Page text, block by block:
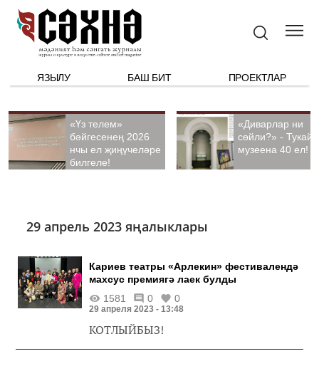
ЯЗЫЛУ БАШ БИТ ПРОЕКТЛАР
«Үз телем»
бәйгесенең 2026
нчы ел җиңүчеләре
билгеле!
«Диварлар ни
сөйли?» - Тукай
музеена 40 ел!
29 апрель 2023 яңалыклары
Кариев театры «Арлекин» фестивалендә
махсус премиягә лаек булды
1581
0 0
29 апреля 2023 - 13:48
КОТЛЫЙБЫЗ!